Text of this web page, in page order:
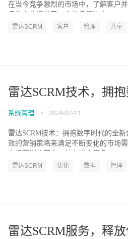
在当今竞争激烈的市场中，了解客户
雷达SCRM 客户 管理 共享
雷达SCRM技术，拥
系统管理 • 2024-07-11
雷达SCRM技术：拥抱数字时代的全
效的营销策略来满足不断变化的市场
雷达SCRM 优化 数据 管理
雷达SCRM服务，释